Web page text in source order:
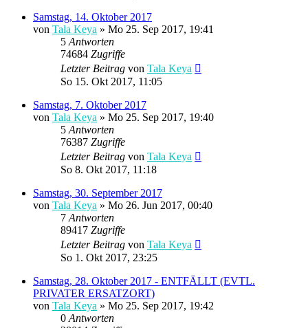
Samstag, 14. Oktober 2017
von Tala Keya » Mo 25. Sep 2017, 19:41
5 Antworten
74684 Zugriffe
Letzter Beitrag von Tala Keya
So 15. Okt 2017, 11:05
Samstag, 7. Oktober 2017
von Tala Keya » Mo 25. Sep 2017, 19:40
5 Antworten
76387 Zugriffe
Letzter Beitrag von Tala Keya
So 8. Okt 2017, 11:18
Samstag, 30. September 2017
von Tala Keya » Mo 26. Jun 2017, 00:40
7 Antworten
89417 Zugriffe
Letzter Beitrag von Tala Keya
So 1. Okt 2017, 23:25
Samstag, 28. Oktober 2017 - ENTFÄLLT (EVTL.
PRIVATER ERSATZORT)
von Tala Keya » Mo 25. Sep 2017, 19:42
0 Antworten